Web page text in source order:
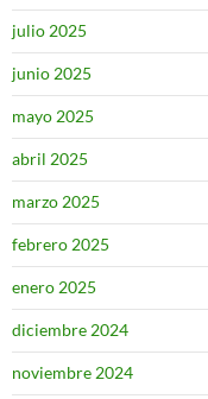
julio 2025
junio 2025
mayo 2025
abril 2025
marzo 2025
febrero 2025
enero 2025
diciembre 2024
noviembre 2024